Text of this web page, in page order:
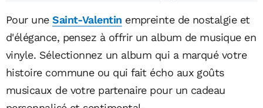
Pour uneSaint-Valentin empreinte de nostalgie et
d'élégance, pensez à offrir un album de musique en
vinyle. Sélectionnez un album qui a marqué votre
histoire commune ou qui fait écho aux goûts
musicaux de votre partenaire pour un cadeau